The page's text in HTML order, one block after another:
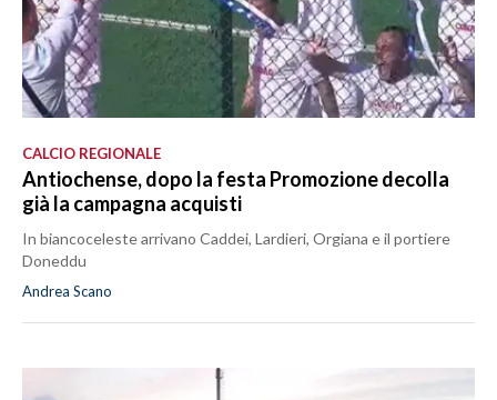
CALCIO REGIONALE
Antiochense, dopo la festa Promozione decolla
già la campagna acquisti
In biancoceleste arrivano Caddei, Lardieri, Orgiana e il portiere
Doneddu
Andrea Scano